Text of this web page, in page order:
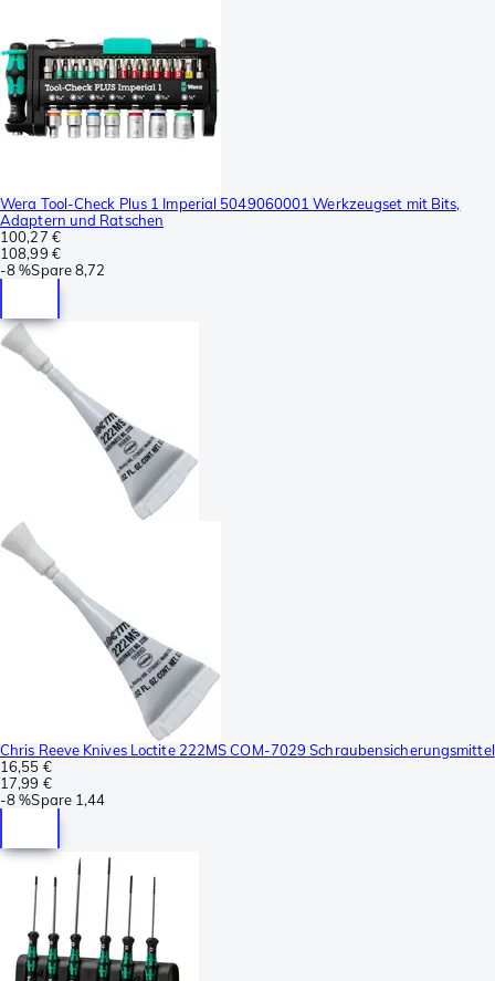
Wera Tool-Check Plus 1 Imperial 5049060001 Werkzeugset mit Bits,
Adaptern und Ratschen
100,27 €
108,99 €
-8 %Spare8,72
Chris Reeve Knives Loctite 222MS COM-7029 Schraubensicherungsmittel
16,55 €
17,99 €
-8 %Spare 1,44